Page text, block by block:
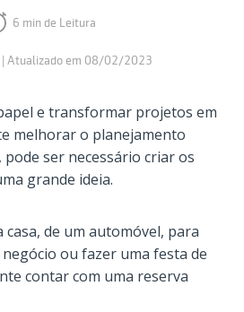
6 min de Leitura
Atualizado em 08/02/2023
e transformar projetos em
melhorar o planejamento
ser necessário criar os
grande ideia.
casa, de um automóvel, para
ou fazer uma festa de
contar com uma reserva